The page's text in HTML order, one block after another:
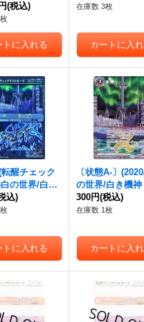
(税込)
{BS52-TX02}《
在庫数 3枚
醒チェック
白の世界/白き
{BS52-TX0
込)
〔状態A-〕
の世界/白き機神
醒X】{BS52-
S52-TX02b}《白
300円(税込)
在庫数 1枚